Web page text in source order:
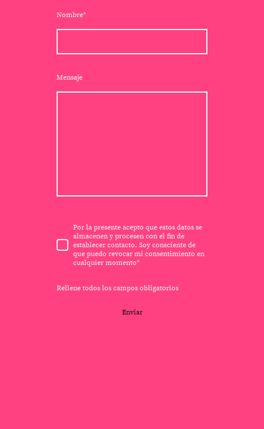
Nombre*
Mensaje
Por la presente acepto que estos datos se
almacenen y procesen con el fin de
establecer contacto. Soy consciente de
que puedo revocar mi consentimiento en
cualquier momento*
Rellene todos los campos obligatorios
Enviar